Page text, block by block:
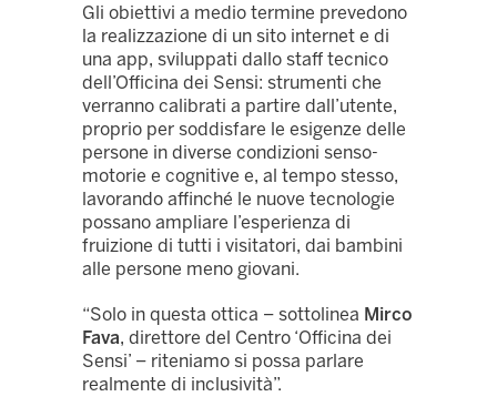
Gli obiettivi a medio termine prevedono
la realizzazione di un sito internet e di
una app, sviluppati dallo staff tecnico
dell’Officina dei Sensi: strumenti che
verranno calibrati a partire dall’utente,
proprio per soddisfare le esigenze delle
persone in diverse condizioni senso-
motorie e cognitive e, al tempo stesso,
lavorando affinché le nuove tecnologie
possano ampliare l’esperienza di
fruizione di tutti i visitatori, dai bambini
alle persone meno giovani.
“Solo in questa ottica – sottolinea Mirco
Fava, direttore del Centro ‘Officina dei
Sensi’ – riteniamo si possa parlare
realmente di inclusività”.